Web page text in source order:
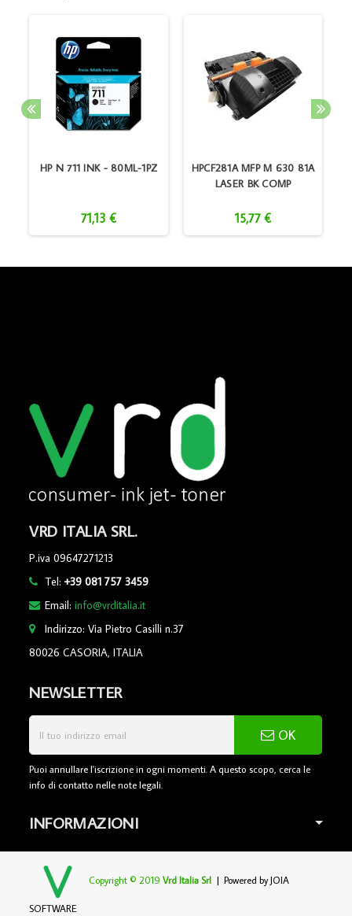
HP N 711 INK - 80ML-1PZ
71,13 €
HPCF281A MFP M 630 81A
LASER BK COMP
15,77 €
VRD ITALIA SRL.
P.iva 09647271213
Tel:+39 081 757 3459
Email:info@vrditalia.it
Indirizzo: Via Pietro Casilli n.37
80026 CASORIA, ITALIA
NEWSLETTER
OK
Puoi annullare l'iscrizione in ogni momenti. A questo scopo, cerca le
info di contatto nelle note legali.
INFORMAZIONI
Copyright © 2019Vrd Italia Srl | Powered byJOIA
SOFTWARE